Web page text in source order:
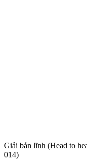
Giải bản lĩnh (Head to
014)